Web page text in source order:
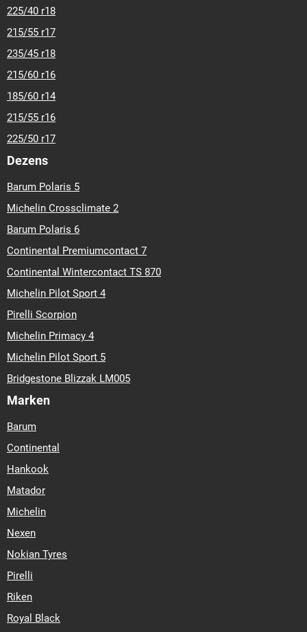
225/40 r18
215/55 r17
235/45 r18
215/60 r16
185/60 r14
215/55 r16
225/50 r17
Dezens
Barum Polaris 5
Michelin Crossclimate 2
Barum Polaris 6
Continental Premiumcontact 7
Continental Wintercontact TS 870
Michelin Pilot Sport 4
Pirelli Scorpion
Michelin Primacy 4
Michelin Pilot Sport 5
Bridgestone Blizzak LM005
Marken
Barum
Continental
Hankook
Matador
Michelin
Nexen
Nokian Tyres
Pirelli
Riken
Royal Black